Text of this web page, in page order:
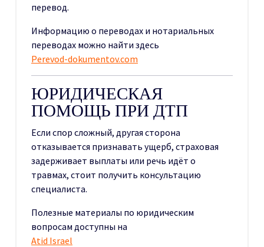
перевод.
Информацию о переводах и нотариальных
переводах можно найти здесь
Perevod-dokumentov.com
ЮРИДИЧЕСКАЯ
ПОМОЩЬ ПРИ ДТП
Если спор сложный, другая сторона
отказывается признавать ущерб, страховая
задерживает выплаты или речь идёт о
травмах, стоит получить консультацию
специалиста.
Полезные материалы по юридическим
вопросам доступны на
Atid Israel